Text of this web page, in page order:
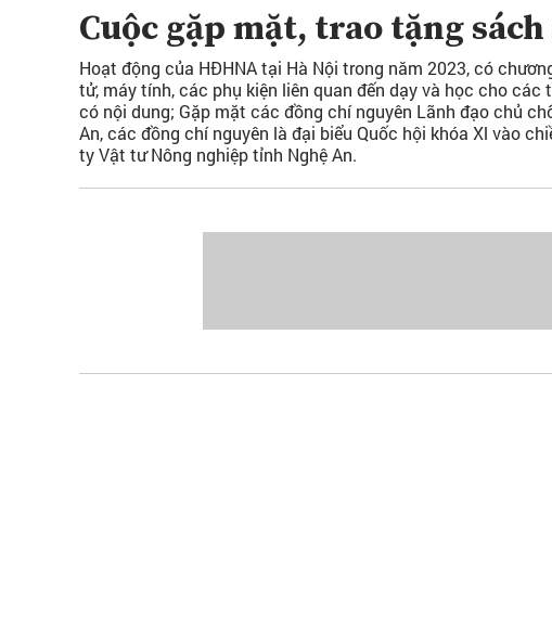
Cuộc gặp mặt, trao tặng
Hoạt động của HĐHNA tại Hà Nội trong năm 2023, có
tử, máy tính, các phụ kiện liên quan đến dạy và học cho các
có nội dung; Gặp mặt các đồng chí nguyên Lãnh đạo chủ
An, các đồng chí nguyên là đại biểu Quốc hội khóa Xl vào
ty Vật tư Nông nghiệp tỉnh Nghệ An.